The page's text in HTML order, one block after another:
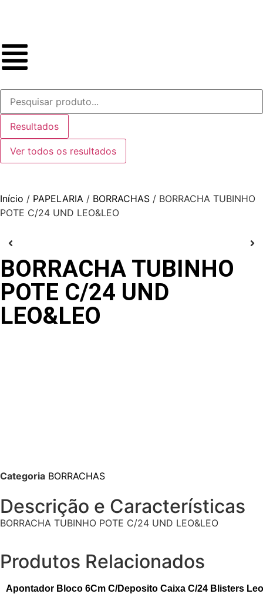
Resultados
Ver todos os resultados
Início / PAPELARIA / BORRACHAS / BORRACHA TUBINHO
POTE C/24 UND LEO&LEO
BORRACHA TUBINHO
POTE C/24 UND
LEO&LEO
Categoria BORRACHAS
Descrição e Características
BORRACHA TUBINHO POTE C/24 UND LEO&LEO
Produtos Relacionados
Apontador Bloco 6Cm C/Deposito Caixa C/24 Blisters